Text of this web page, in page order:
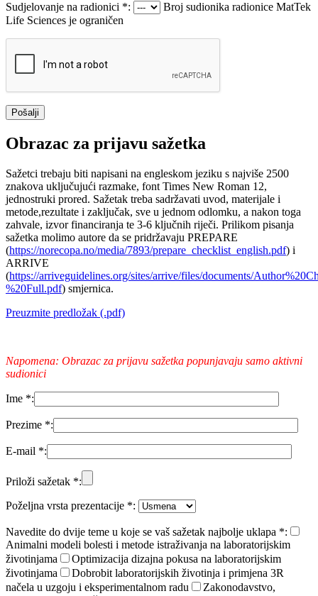
Sudjelovanje na radionici *:
Broj sudionika radionice MatTek
Life Sciences je ograničen
Obrazac za prijavu sažetka
Sažetci trebaju biti napisani na engleskom jeziku s najviše 2500
znakova uključujući razmake, font Times New Roman 12,
jednostruki prored. Sažetak treba sadržavati uvod, materijale i
metode,rezultate i zaključak, sve u jednom odlomku, a nakon toga
zahvale, izvor financiranja te 3-6 ključnih riječi. Prilikom pisanja
sažetka molimo autore da se pridržavaju PREPARE
(https://norecopa.no/media/7893/prepare_checklist_english.pdf) i
ARRIVE
(https://arriveguidelines.org/sites/arrive/files/documents/
%20Full.pdf) smjernica.
Preuzmite predložak (.pdf)
Napomena: Obrazac za prijavu sažetka popunjavaju samo aktivni
sudionici
Ime *:
Prezime *:
E-mail *:
Priloži sažetak *:
Poželjna vrsta prezentacije *:
Navedite do dvije teme u koje se vaš sažetak najbolje uklapa *:
Animalni modeli bolesti i metode istraživanja na laboratorijskim
životinjama
Optimizacija dizajna pokusa na laboratorijskim
životinjama
Dobrobit laboratorijskih životinja i primjena 3R
načela u uzgoju i eksperimentalnom radu
Zakonodavstvo,